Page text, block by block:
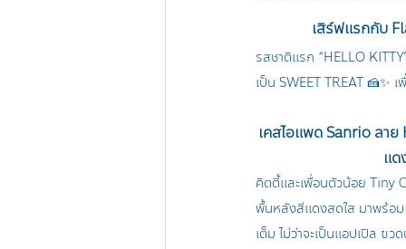
เสิร์ฟแรกกับ
รสชาติแรก “HELLO
เป็น SWEET TREAT 🍰✨
เคสไอแพด Sanrio ลา
แ
คิตตี้และเพื่อนตัวน้อย Tiny
พื้นหลังสีแดงสดใส มาพร้อ
เต็ม ไม่ว่าจะเป็นแอปเปิล ข